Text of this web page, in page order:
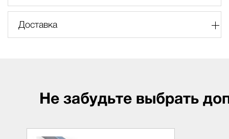
Доставка
Не забудьте выбрать